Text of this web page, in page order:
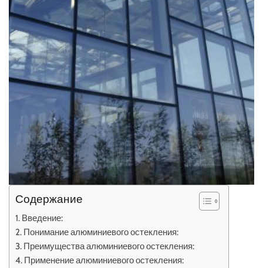
Содержание
Введение:
Понимание алюминиевого остекления:
Преимущества алюминиевого остекления:
Применение алюминиевого остекления: